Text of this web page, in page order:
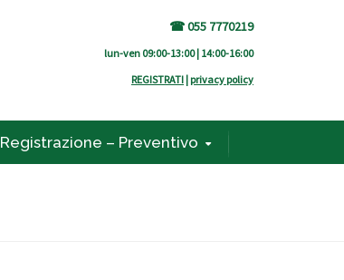
☎ 055 7770219
lun-ven 09:00-13:00 | 14:00-16:00
REGISTRATI | privacy policy
Registrazione – Preventivo